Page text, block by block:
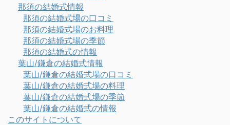
那須の結婚式情報
那須の結婚式場の口コミ
那須の結婚式場のお料理
那須の結婚式場の季節
那須の結婚式の情報
葉山/鎌倉の結婚式情報
葉山/鎌倉の結婚式場の口コミ
葉山/鎌倉の結婚式場の料理
葉山/鎌倉の結婚式場の季節
葉山/鎌倉の結婚式の情報
このサイトについて